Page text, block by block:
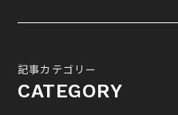
記事カテゴリー
CATEGORY